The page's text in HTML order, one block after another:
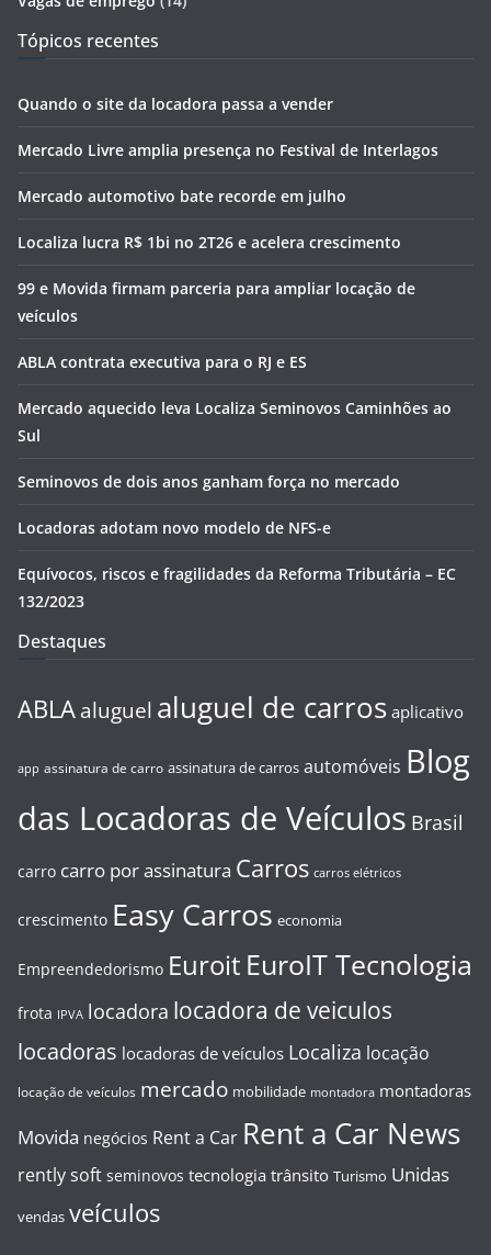
Tópicos recentes
Quando o site da locadora passa a vender
Mercado Livre amplia presença no Festival de Interlagos
Mercado automotivo bate recorde em julho
Localiza lucra R$ 1bi no 2T26 e acelera crescimento
99 e Movida firmam parceria para ampliar locação de
veículos
ABLA contrata executiva para o RJ e ES
Mercado aquecido leva Localiza Seminovos Caminhões ao
Sul
Seminovos de dois anos ganham força no mercado
Locadoras adotam novo modelo de NFS-e
Equívocos, riscos e fragilidades da Reforma Tributária – EC
132/2023
Destaques
ABLA aluguel aluguel de carros aplicativo
app assinatura de carro assinatura de carros automóveis Blog
das Locadoras de Veículos Brasil
carro carro por assinatura Carros carros elétricos
crescimento Easy Carros economia
Empreendedorismo Euroit EuroIT Tecnologia
frota IPVA locadora locadora de veiculos
locadoras locadoras de veículos Localiza locação
locação de veículos mercado mobilidade montadora montadoras
Movida negócios Rent a Car Rent a Car News
rently soft seminovos tecnologia trânsito Turismo Unidas
vendas veículos